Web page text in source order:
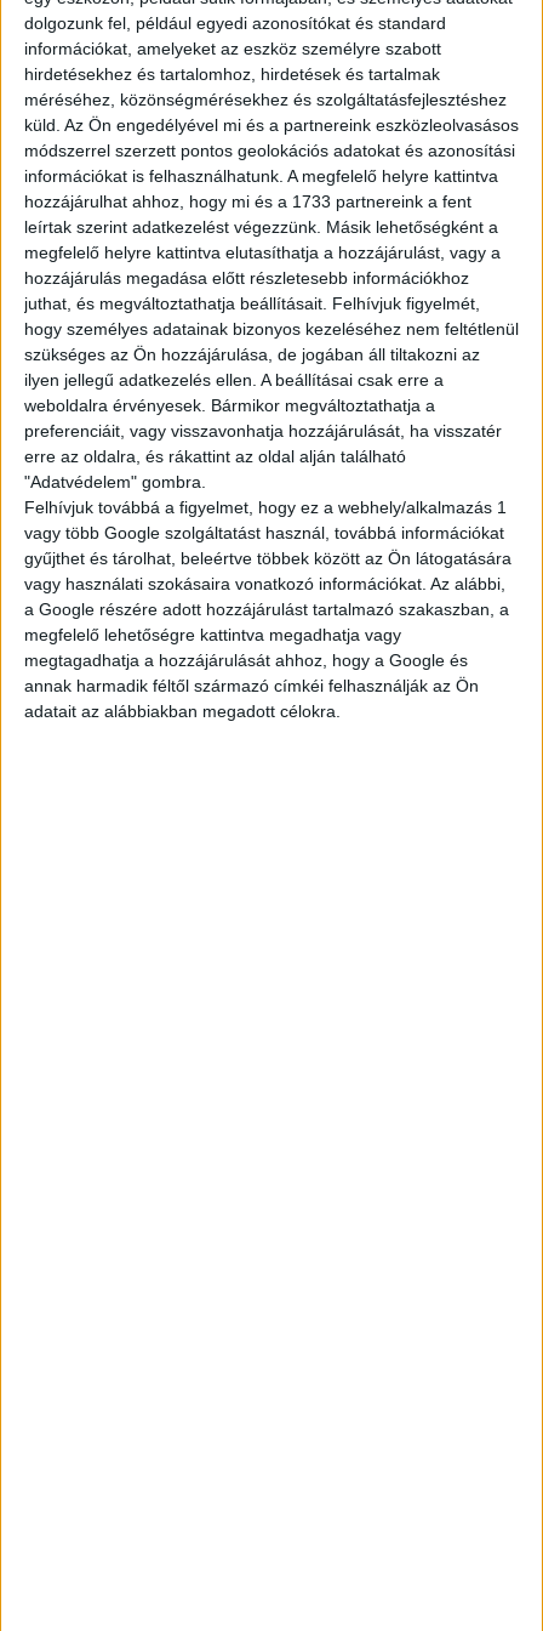
dolgozunk fel, például egyedi azonosítókat és standard
információkat, amelyeket az eszköz személyre szabott
hirdetésekhez és tartalomhoz, hirdetések és tartalmak
méréséhez, közönségmérésekhez és szolgáltatásfejlesztéshez
küld. Az Ön engedélyével mi és a partnereink eszközleolvasásos
módszerrel szerzett pontos geolokációs adatokat és azonosítási
információkat is felhasználhatunk. A megfelelő helyre kattintva
hozzájárulhat ahhoz, hogy mi és a 1733 partnereink a fent
leírtak szerint adatkezelést végezzünk. Másik lehetőségként a
megfelelő helyre kattintva elutasíthatja a hozzájárulást, vagy a
hozzájárulás megadása előtt részletesebb információkhoz
juthat, és megváltoztathatja beállításait. Felhívjuk figyelmét,
hogy személyes adatainak bizonyos kezeléséhez nem feltétlenül
szükséges az Ön hozzájárulása, de jogában áll tiltakozni az
ilyen jellegű adatkezelés ellen. A beállításai csak erre a
weboldalra érvényesek. Bármikor megváltoztathatja a
preferenciáit, vagy visszavonhatja hozzájárulását, ha visszatér
erre az oldalra, és rákattint az oldal alján található
"Adatvédelem" gombra.
Felhívjuk továbbá a figyelmet, hogy ez a webhely/alkalmazás 1
vagy több Google szolgáltatást használ, továbbá információkat
gyűjthet és tárolhat, beleértve többek között az Ön látogatására
vagy használati szokásaira vonatkozó információkat. Az alábbi,
a Google részére adott hozzájárulást tartalmazó szakaszban, a
megfelelő lehetőségre kattintva megadhatja vagy
megtagadhatja a hozzájárulását ahhoz, hogy a Google és
annak harmadik féltől származó címkéi felhasználják az Ön
adatait az alábbiakban megadott célokra.
havi 150 óra felett: 40.000Ft
Amit kínálunk:
Rugalmas, sulihoz igazítható beosztás
Biztos, hosszútávú munkalehetőség
Barátságos, támogató csapat
Fejlődési és előrelépési lehetőség
Multi Job QuickPayen keresztül tudsz kérni fizetési előleget
25%-os kedvezménykártya jár mindenkinek a Starbucks, KFC
és Pizza Hut éttermeknél
Ha itt dolgozol, sosem maradsz éhesen!
A munka mellett a szórakozás is fontos! Folyamatos tréningeken
és csapatépítőkön vehetsz részt.
JELENTKEZÉS
KÉRDÉSED VAN?
KERESD